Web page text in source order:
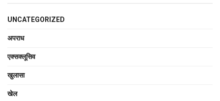
UNCATEGORIZED
अपराध
एक्सक्लूसिव
खुलासा
खेल